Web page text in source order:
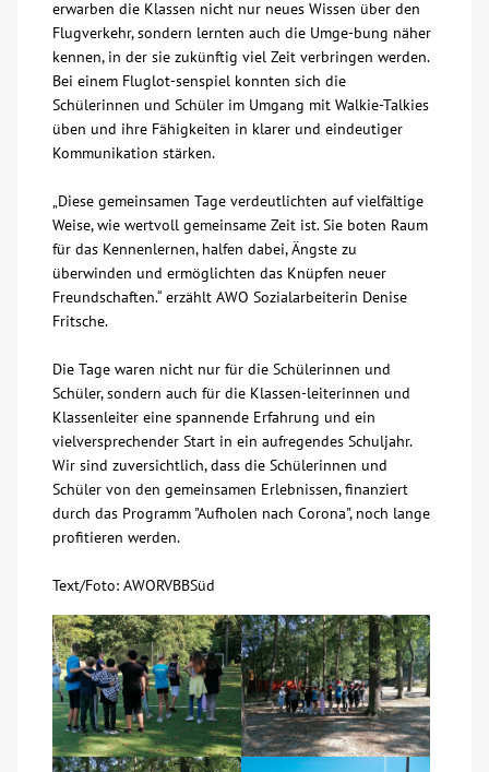
AWO BB Süd
erwarben die Klassen nicht nur neues Wissen über den
Flugverkehr, sondern lernten auch die Umge-bung näher
kennen, in der sie zukünftig viel Zeit verbringen werden.
Bei einem Fluglot-senspiel konnten sich die
Schülerinnen und Schüler im Umgang mit Walkie-Talkies
üben und ihre Fähigkeiten in klarer und eindeutiger
Kommunikation stärken.
„Diese gemeinsamen Tage verdeutlichten auf vielfältige
Weise, wie wertvoll gemeinsame Zeit ist. Sie boten Raum
für das Kennenlernen, halfen dabei, Ängste zu
überwinden und ermöglichten das Knüpfen neuer
Freundschaften.“ erzählt AWO Sozialarbeiterin Denise
Fritsche.
Die Tage waren nicht nur für die Schülerinnen und
Schüler, sondern auch für die Klassen-leiterinnen und
Klassenleiter eine spannende Erfahrung und ein
vielversprechender Start in ein aufregendes Schuljahr.
Wir sind zuversichtlich, dass die Schülerinnen und
Schüler von den gemeinsamen Erlebnissen, finanziert
durch das Programm "Aufholen nach Corona", noch lange
profitieren werden.
Text/Foto: AWORVBBSüd